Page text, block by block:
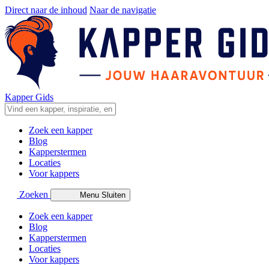
Direct naar de inhoud Naar de navigatie
Kapper Gids
Zoek een kapper
Blog
Kapperstermen
Locaties
Voor kappers
Zoeken Menu Sluiten
Zoek een kapper
Blog
Kapperstermen
Locaties
Voor kappers